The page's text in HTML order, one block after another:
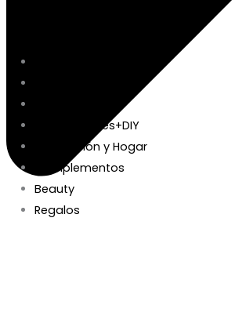
Manualidades+DIY
Decoración y Hogar
Complementos
Beauty
Regalos